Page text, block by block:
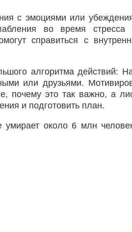
с эмоциями или
во время стресса
справиться с
алгоритма действий:
или друзьями.
почему это так важно, а
и подготовить план.
около 6 млн